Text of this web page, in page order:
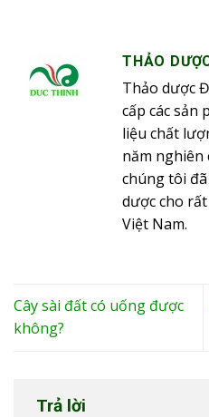
THẢO
Thảo dược
cấp các sản
liệu chất
năm
chúng tôi
dược cho
Việt Nam.
Cây sài đất có uống được
không?
Trả lời